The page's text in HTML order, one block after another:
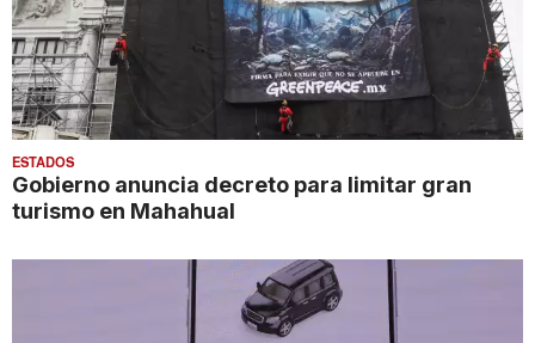
ESTADOS
Gobierno anuncia decreto para limitar gran
turismo en Mahahual